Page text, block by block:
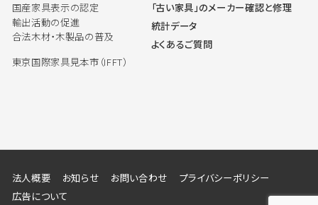
国産家具表示の認定
輸出活動の促進
合法木材・木製品の普及
東京国際家具見本市（IFFT）
「古い家具」のメーカー確認と修理
統計データ
よくあるご質問
法人概要 お知らせ お問い合わせ
プライバシーポリシー
広告について